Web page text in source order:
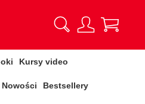
Kursy video
Nowości Bestsellery